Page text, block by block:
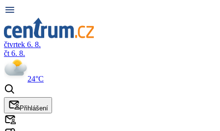
čtvrtek 6. 8.
čt 6. 8.
24°C
Přihlášení